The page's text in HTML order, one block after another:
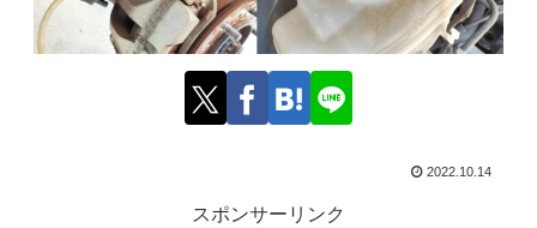
2022.10.14
スポンサーリンク